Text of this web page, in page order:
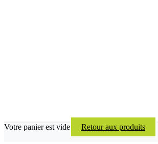
Votre panier est vide Retour aux produits